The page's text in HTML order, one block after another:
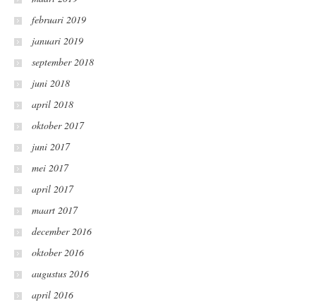
februari 2019
januari 2019
september 2018
juni 2018
april 2018
oktober 2017
juni 2017
mei 2017
april 2017
maart 2017
december 2016
oktober 2016
augustus 2016
april 2016